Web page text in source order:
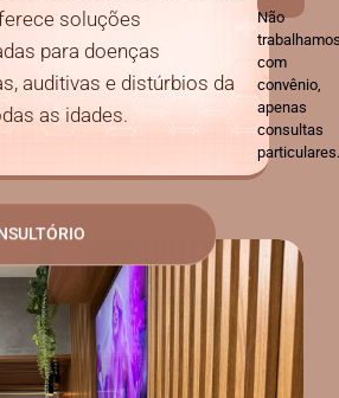
soluções
para doenças
auditivas e distúrbios da
as idades.
Não
com
convênio,
apenas
consultas
particulares.